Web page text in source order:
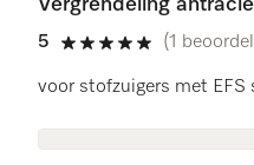
Vergrendeling
5
5 sterren op 5
(1
voor stofzuigers met EFS